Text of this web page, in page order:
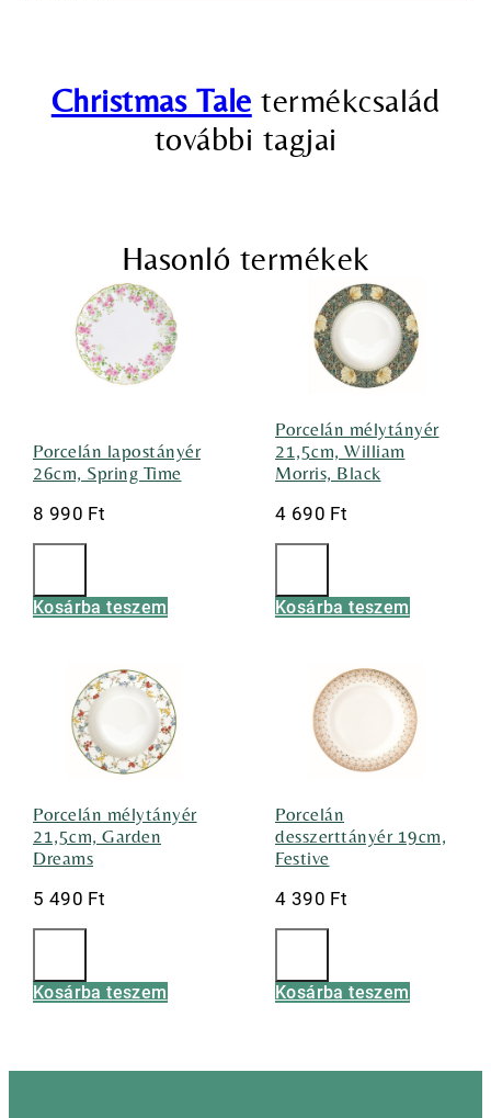
Christmas Tale termékcsalád
további tagjai
Hasonló termékek
Porcelán lapostányér
26cm, Spring Time
8 990 Ft
Kosárba teszem
Porcelán mélytányér
21,5cm, William
Morris, Black
4 690 Ft
Kosárba teszem
Porcelán mélytányér
21,5cm, Garden
Dreams
5 490 Ft
Kosárba teszem
Porcelán
desszerttányér 19cm,
Festive
4 390 Ft
Kosárba teszem